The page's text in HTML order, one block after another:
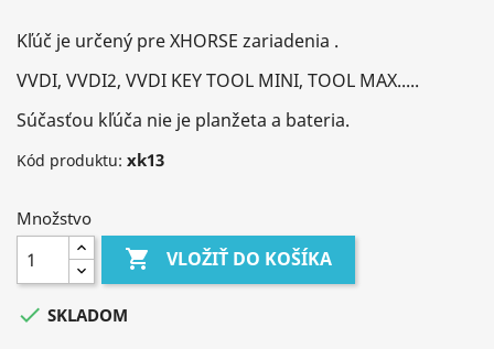
Kľúč je určený pre XHORSE zariadenia .
VVDI, VVDI2, VVDI KEY TOOL MINI, TOOL MAX.....
Súčasťou kľúča nie je planžeta a bateria.
Kód produktu: xk13
Množstvo
 VLOŽIŤ DO KOŠÍKA
 SKLADOM